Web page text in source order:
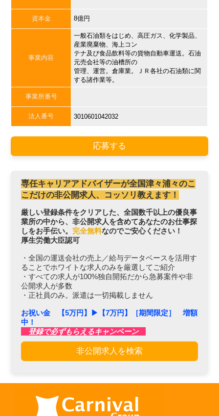
資本金 8億円
事業内容
一般石油類をはじめ、高圧ガス、化学製品、
産業廃棄物、海上コン
テナ及び食品飲料等の貨物自動車運送。石油
元売会社等の油槽所の
管理、運営。倉庫業。ＪＲ各社の石油類に関
する諸作業等。
事業所番号
法人番号 3010601042032
応募する
専任キャリアアドバイザーが全国津々浦々のこ
こだけの非公開求人、コッソリ教えます！
厳しい登録条件をクリアした、全国数千以上の優良事
業所の中から、非公開求人を含めてあなたのお仕事探
しをお手伝い。 完全無料なのでご安心ください！
厚生労働大臣認可
・全国の運送会社の売上／給与データベースを活用す
ることでホワイトな求人のみを厳選してご紹介
・すべての求人が100%独自開拓だから急募案件や非
公開求人が多数
・正社員のみ。派遣は一切掲載しません
お祝い金 【5万円】▶︎【7万円】［期間限定］ 増額
中！
登録で必ずもらえるキャンペーン
非公開求人を検索